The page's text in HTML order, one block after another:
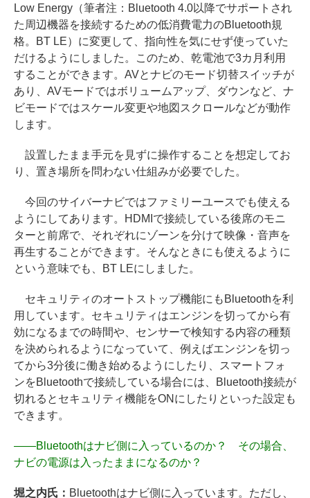
Low Energy（筆者注：Bluetooth 4.0以降でサポートされ
た周辺機器を接続するための低消費電力のBluetooth規
格。BT LE）に変更して、指向性を気にせず使っていた
だけるようにしました。このため、乾電池で3カ月利用
することができます。AVとナビのモード切替スイッチが
あり、AVモードではボリュームアップ、ダウンなど、ナ
ビモードではスケール変更や地図スクロールなどが動作
します。
設置したまま手元を見ずに操作することを想定してお
り、置き場所を問わない仕組みが必要でした。
今回のサイバーナビではファミリーユースでも使える
ようにしてあります。HDMIで接続している後席のモニ
ターと前席で、それぞれにゾーンを分けて映像・音声を
再生することができます。そんなときにも使えるように
という意味でも、BT LEにしました。
セキュリティのオートストップ機能にもBluetoothを利
用しています。セキュリティはエンジンを切ってから有
効になるまでの時間や、センサーで検知する内容の種類
を決められるようになっていて、例えばエンジンを切っ
てから3分後に働き始めるようにしたり、スマートフォ
ンをBluetoothで接続している場合には、Bluetooth接続が
切れるとセキュリティ機能をONにしたりといった設定も
できます。
――Bluetoothはナビ側に入っているのか？ その場合、
ナビの電源は入ったままになるのか？
堀之内氏： Bluetoothはナビ側に入っています。ただし、